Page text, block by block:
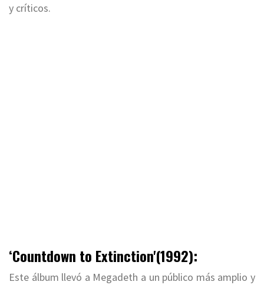
y críticos.
‘Countdown to Extinction'(1992):
Este álbum llevó a Megadeth a un público más amplio y